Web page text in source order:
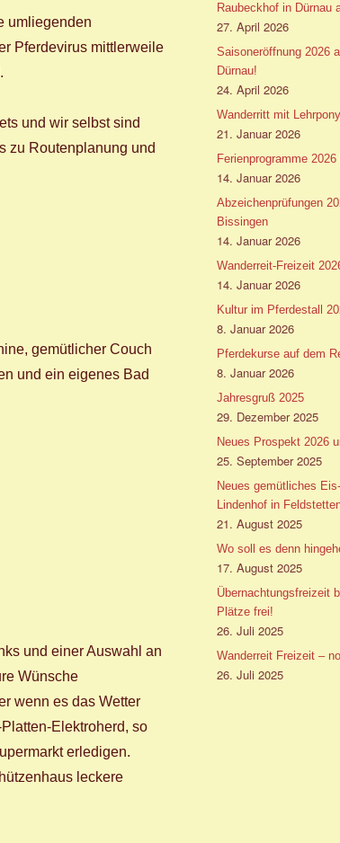
umliegenden
Pferdevirus mittlerweile
und wir selbst sind
zu Routenplanung und
gemütlicher Couch
und ein eigenes Bad
und einer Auswahl an
Wünsche
wenn es das Wetter
Elektroherd, so
erledigen.
leckere
Raubeckhof in Dürnau
27. April 2026
Saisoneröffnung 2026
Dürnau!
24. April 2026
Wanderritt mit
21. Januar 2026
Ferienprogramme
14. Januar 2026
Abzeichenprüfungen
Bissingen
14. Januar 2026
Wanderreit-Freizeit
14. Januar 2026
Kultur im Pferdestall
8. Januar 2026
Pferdekurse auf dem
8. Januar 2026
Jahresgruß 2025
29. Dezember 2025
Neues Prospekt 2026
25. September 2025
Neues gemütliches
Lindenhof in
21. August 2025
Wo soll es denn
17. August 2025
Übernachtungsfreizeit
Plätze frei!
26. Juli 2025
Wanderreit Freizeit –
26. Juli 2025